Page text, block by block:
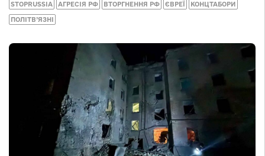
STOPRUSSIA АГРЕСІЯ РФ ВТОРГНЕННЯ РФ ЄВРЕЇ КОНЦТАБОРИ
ПОЛІТВ’ЯЗНІ